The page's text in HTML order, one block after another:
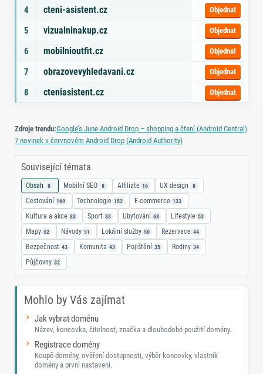
4 cteni-asistent.cz Objednat
5 vizualninakup.cz Objednat
6 mobilnioutfit.cz Objednat
7 obrazovevyhledavani.cz Objednat
8 cteniasistent.cz Objednat
Zdroje trendu:Google’s June Android Drop – shopping a čtení (Android Central)
7 novinek v červnovém Android Drop (Android Authority)
Související témata
Obsah 8 Mobilní SEO 8 Affiliate 16 UX design 8
Cestování 169 Technologie 152 E-commerce 133
Kultura a akce 83 Sport 83 Ubytování 68 Lifestyle 53
Mapy 52 Návody 51 Lokální služby 50 Rezervace 44
Bezpečnost 43 Komunita 43 Pojištění 35 Rodiny 34
Půjčovny 32
Mohlo by Vás zajímat
Jak vybrat doménu
Název, koncovka, čitelnost, značka a dlouhodobé použití domény.
Registrace domény
Koupě domény, ověření dostupnosti, výběr koncovky, vlastník
domény a první nastavení.